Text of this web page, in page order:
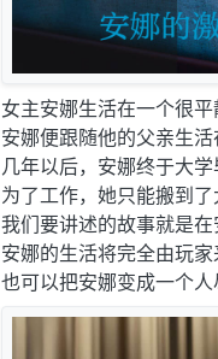
女主安娜生活在一个很
安娜便跟随他的父亲生
几年以后，安娜终于大学
为了工作，她只能搬到
我们要讲述的故事就是
安娜的生活将完全由玩
也可以把安娜变成一个人